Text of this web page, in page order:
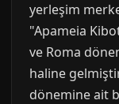
yerleşim
"Apameia
ve Roma
haline
dönemine ait